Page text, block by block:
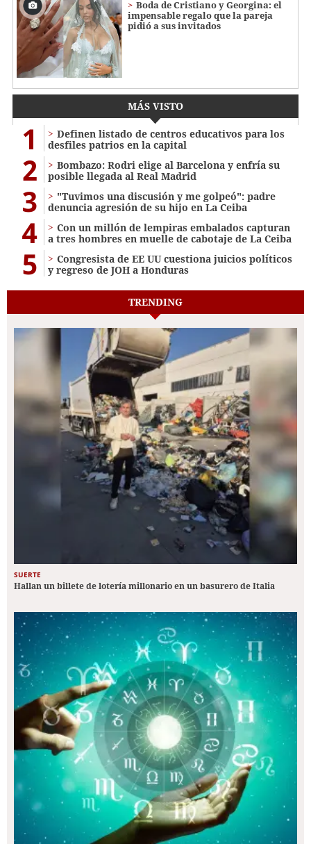
Boda de Cristiano y Georgina: el
impensable regalo que la pareja
pidió a sus invitados
MÁS VISTO
1
Definen listado de centros educativos para los
desfiles patrios en la capital
2
Bombazo: Rodri elige al Barcelona y enfría su
posible llegada al Real Madrid
3
"Tuvimos una discusión y me golpeó": padre
denuncia agresión de su hijo en La Ceiba
4
Con un millón de lempiras embalados capturan
a tres hombres en muelle de cabotaje de La Ceiba
5
Congresista de EE UU cuestiona juicios políticos
y regreso de JOH a Honduras
TRENDING
SUERTE
Hallan un billete de lotería millonario en un basurero de Italia